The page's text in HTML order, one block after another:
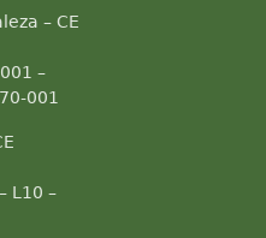
– CE
–
001
L10 –